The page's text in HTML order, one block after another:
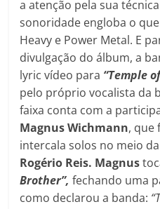
a atenção pela sua
sonoridade engloba o
Heavy e Power Metal. E
divulgação do álbum, a
lyric vídeo para “Temple
pelo próprio vocalista da
faixa conta com a
Magnus Wichmann, que
intercala solos no meio
Rogério Reis. Magnus
Brother”,fechando uma
como declarou a banda: